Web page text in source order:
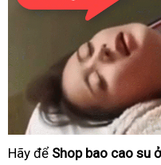
Hãy để Shop bao cao su